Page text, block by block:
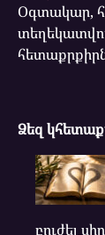
Օգտակար,
Ձեզ
բուժել